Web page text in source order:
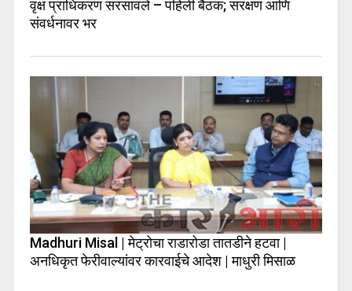
वृक्ष प्राधिकरण सरसावले – पहिली बैठक; संरक्षण आणि
संवर्धनावर भर
Madhuri Misal | मेट्रोचा राडारोडा तातडीने हटवा |
अनधिकृत फेरीवाल्यांवर कारवाईचे आदेश | माधुरी मिसाळ